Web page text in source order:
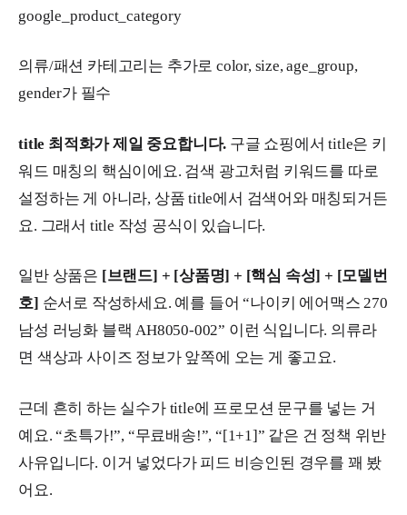
google_product_category
의류/패션 카테고리는 추가로 color, size, age_group,
gender가 필수
title 최적화가 제일 중요합니다. 구글 쇼핑에서 title은 키
워드 매칭의 핵심이에요. 검색 광고처럼 키워드를 따로
설정하는 게 아니라, 상품 title에서 검색어와 매칭되거든
요. 그래서 title 작성 공식이 있습니다.
일반 상품은 [브랜드] + [상품명] + [핵심 속성] + [모델번
호] 순서로 작성하세요. 예를 들어 “나이키 에어맥스 270
남성 러닝화 블랙 AH8050-002” 이런 식입니다. 의류라
면 색상과 사이즈 정보가 앞쪽에 오는 게 좋고요.
근데 흔히 하는 실수가 title에 프로모션 문구를 넣는 거
예요. “초특가!”, “무료배송!”, “[1+1]” 같은 건 정책 위반
사유입니다. 이거 넣었다가 피드 비승인된 경우를 꽤 봤
어요.